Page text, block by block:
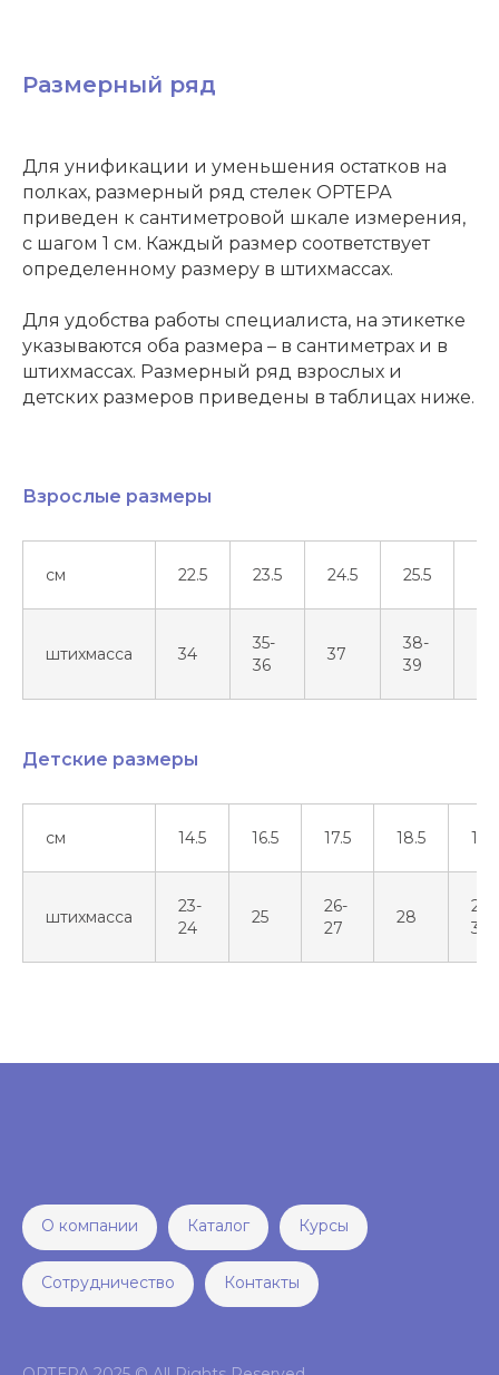
Размерный ряд
Для унификации и уменьшения остатков на
полках, размерный ряд стелек ОРТЕРА
приведен к сантиметровой шкале измерения,
с шагом 1 см. Каждый размер соответствует
определенному размеру в штихмассах.
Для удобства работы специалиста, на этикетке
указываются оба размера – в сантиметрах и в
штихмассах. Размерный ряд взрослых и
детских размеров приведены в таблицах ниже.
Взрослые размеры
см 22.5 23.5 24.5 25.5
штихмасса 34
35-
36
37
38-
39
Детские размеры
см 14.5 16.5 17.5 18.5 19.5
штихмасса
23-
24
25
26-
27
28
29-
30
О компании Каталог Курсы
Сотрудничество Контакты